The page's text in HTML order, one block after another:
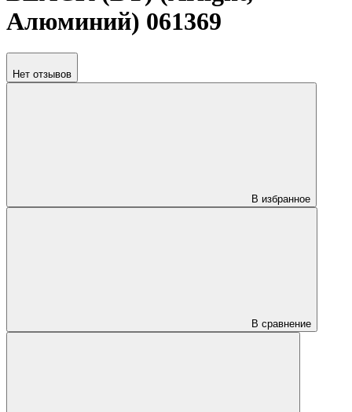
Алюминий) 061369
Нет отзывов
В избранное
В сравнение